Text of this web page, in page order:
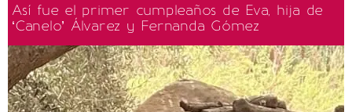
Así fue el primer cumpleaños de Eva, hija de
‘Canelo’ Álvarez y Fernanda Gómez